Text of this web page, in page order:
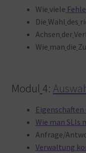
Wie viele
Die Wahl des
Achsen der
Wie man die
Modul 4:
Wie man SLIs
Anfrage/
Verwaltung